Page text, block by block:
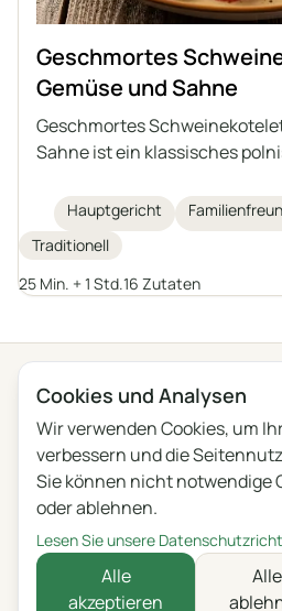
Geschmortes
Gemüse und Sahne
Geschmortes
Sahne ist ein klassisches
Karotten, Champignons,
Tomaten in einer
werden. Die Soße wird mit
Stärke angedickt, ohne fertige
dem Gericht einen reichen
Kartoffeln, Grütze oder
Hauptgericht
Traditionell
25 Min. + 1 Std.16 Zutaten
← Alle
Datenschutz
ÄnderungenCookie-
English
Polski
Deutsch
Italiano Español
Cookies und Analysen
Wir verwenden Cookies, um
verbessern und die
Sie können nicht notwendige
oder ablehnen.
Lesen Sie unsere
Alle
akzeptieren
Alle